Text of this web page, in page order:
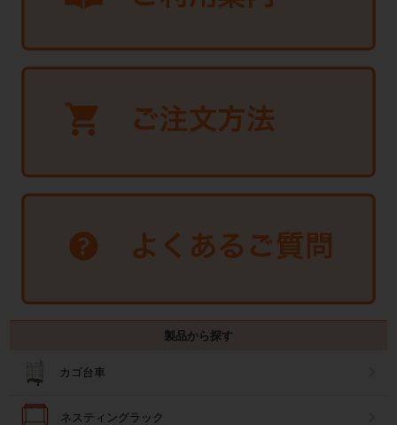
製品から探す
カゴ台車
ネスティングラック